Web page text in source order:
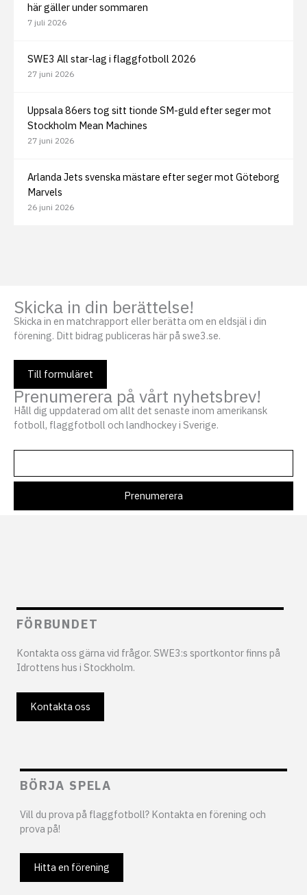
här gäller under sommaren
7 juli 2026
SWE3 All star-lag i flaggfotboll 2026
27 juni 2026
Uppsala 86ers tog sitt tionde SM-guld efter seger mot
Stockholm Mean Machines
27 juni 2026
Arlanda Jets svenska mästare efter seger mot Göteborg
Marvels
26 juni 2026
Skicka in din berättelse!
Skicka in en matchrapport eller berätta om en eldsjäl i din
förening. Ditt bidrag publiceras här på swe3.se.
Till formuläret
Prenumerera på vårt nyhetsbrev!
Håll dig uppdaterad om allt det senaste inom amerikansk
fotboll, flaggfotboll och landhockey i Sverige.
FÖRBUNDET
Kontakta oss gärna vid frågor. SWE3:s sportkontor finns på
Idrottens hus i Stockholm.
Kontakta oss
BÖRJA SPELA
Vill du prova på flaggfotboll? Kontakta en förening och
prova på!
Hitta en förening